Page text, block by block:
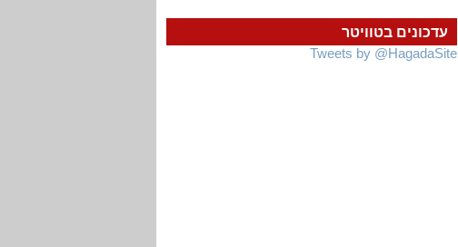
עדכונים בטוויטר
Tweets by @HagadaSite